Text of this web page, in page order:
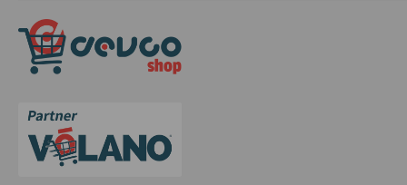
Richiedi preventivo
Contattaci
Informativa su resi e rimborsi
Privacy Policy
Aggiorna le preferenze sui cookie